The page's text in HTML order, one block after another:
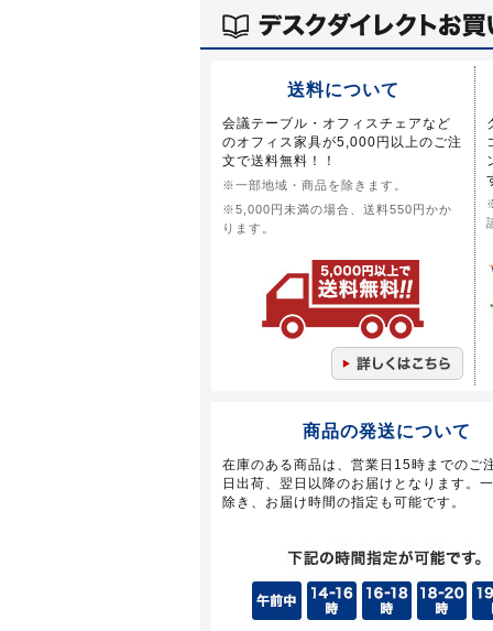
送料について
会議テーブル・オフィスチェアなど
のオフィス家具が5,000円以上のご注
文で送料無料！！
※一部地域・商品を除きます。
※5,000円未満の場合、送料550円かか
ります。
商品の発送について
在庫のある商品は、営業日15時までのご
日出荷、翌日以降のお届けとなります。
除き、お届け時間の指定も可能です。